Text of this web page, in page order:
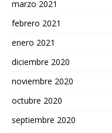
marzo 2021
febrero 2021
enero 2021
diciembre 2020
noviembre 2020
octubre 2020
septiembre 2020